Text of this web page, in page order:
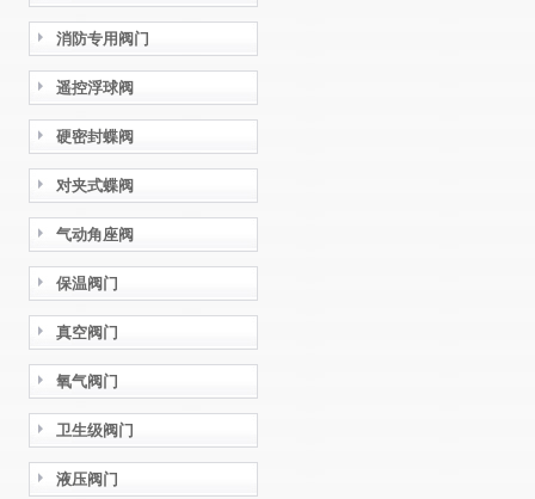
消防专用阀门
遥控浮球阀
硬密封蝶阀
对夹式蝶阀
气动角座阀
保温阀门
真空阀门
氧气阀门
卫生级阀门
液压阀门